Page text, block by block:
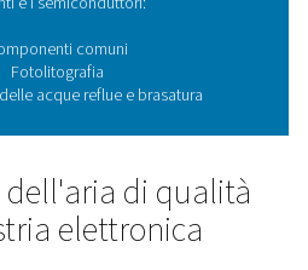
compressa
elettronica
utilizzata in diverse fasi di